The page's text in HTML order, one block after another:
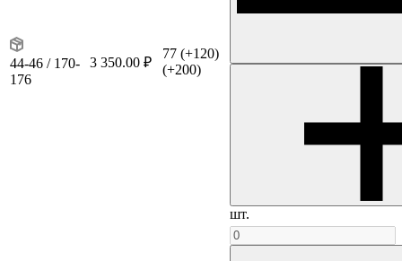
44-46 / 170-
176
3 350.00 ₽
77 (+120)
(+200)
шт.